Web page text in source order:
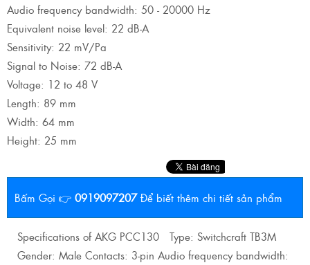
Audio frequency bandwidth: 50 - 20000 Hz
Equivalent noise level: 22 dB-A
Sensitivity: 22 mV/Pa
Signal to Noise: 72 dB-A
Voltage: 12 to 48 V
Length: 89 mm
Width: 64 mm
Height: 25 mm
Bấm Gọi 👉 0919097207 Để biết thêm chi tiết sản phẩm
Specifications of AKG PCC130 Type: Switchcraft TB3M
Gender: Male Contacts: 3-pin Audio frequency bandwidth: